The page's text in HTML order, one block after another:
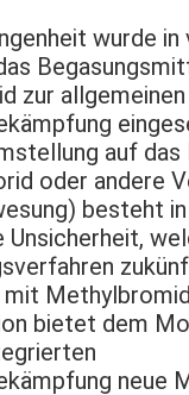
wurde in
zur allgemeinen
auf
oder andere
besteht
Unsicherheit,
bietet dem
neue